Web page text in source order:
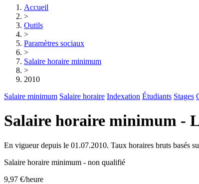
Accueil
>
Outils
>
Paramètres sociaux
>
Salaire horaire minimum
>
2010
Salaire minimum Salaire horaire Indexation Étudiants Stages
Salaire horaire minimum -
En vigueur depuis le 01.07.2010. Taux horaires bruts basés
Salaire horaire minimum - non qualifié
9,97 €/heure